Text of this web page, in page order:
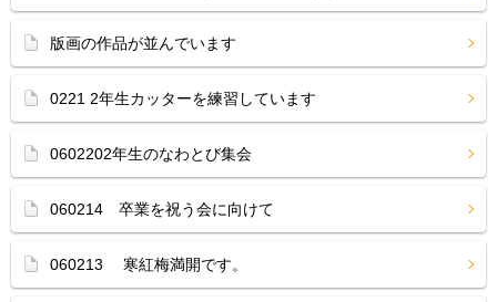
版画の作品が並んでいます
0221 2年生カッターを練習しています
0602202年生のなわとび集会
060214 卒業を祝う会に向けて
060213 寒紅梅満開です。